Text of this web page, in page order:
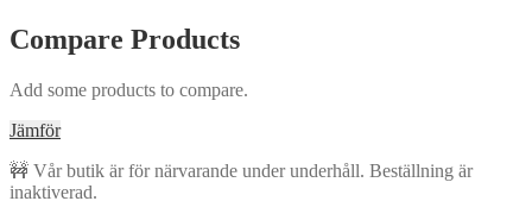
Compare Products
Add some products to compare.
Jämför
🚧 Vår butik är för närvarande under underhåll. Beställning är
inaktiverad.